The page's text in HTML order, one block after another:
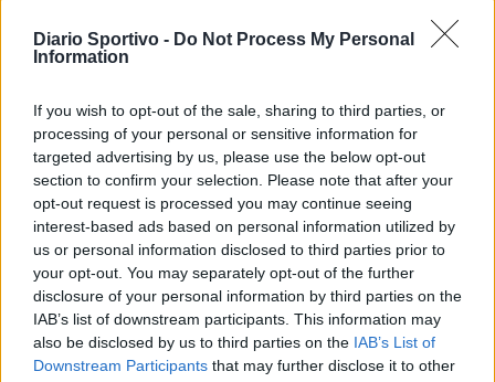
Diario Sportivo - Do Not Process My Personal
Information
If you wish to opt-out of the sale, sharing to third parties, or
processing of your personal or sensitive information for
targeted advertising by us, please use the below opt-out
section to confirm your selection. Please note that after your
opt-out request is processed you may continue seeing
interest-based ads based on personal information utilized by
us or personal information disclosed to third parties prior to
your opt-out. You may separately opt-out of the further
disclosure of your personal information by third parties on the
IAB’s list of downstream participants. This information may
also be disclosed by us to third parties on the IAB’s List of
Downstream Participants that may further disclose it to other